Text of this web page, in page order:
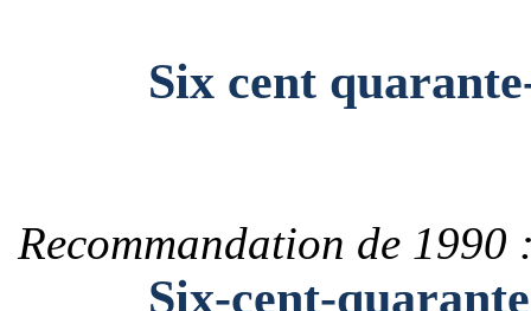
Six cent quarante-
Recommandation de 1990
Six-cent-quarante-